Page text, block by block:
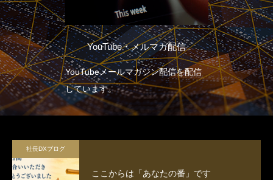
YouTube・メルマガ配信
YouTubeメールマガジン配信を配信
しています。
社長DXブログ
ここからは「あなたの番」です